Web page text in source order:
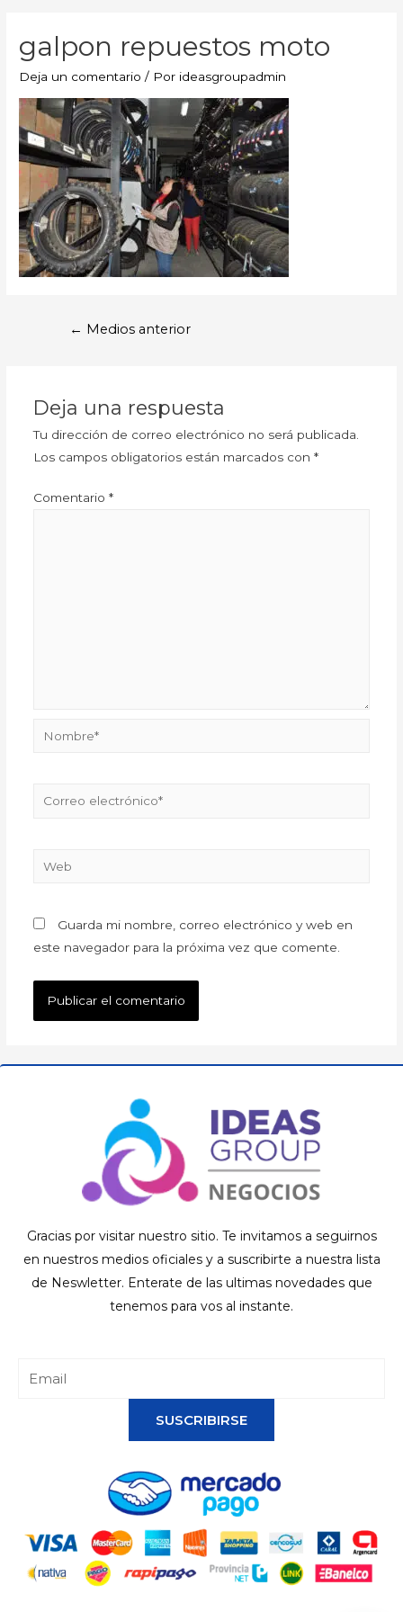
galpon repuestos moto
Deja un comentario / Por ideasgroupadmin
← Medios anterior
Deja una respuesta
Tu dirección de correo electrónico no será publicada.
Los campos obligatorios están marcados con *
Comentario *
Guarda mi nombre, correo electrónico y web en
este navegador para la próxima vez que comente.
Gracias por visitar nuestro sitio. Te invitamos a seguirnos
en nuestros medios oficiales y a suscribirte a nuestra lista
de Neswletter. Enterate de las ultimas novedades que
tenemos para vos al instante.
SUSCRIBIRSE